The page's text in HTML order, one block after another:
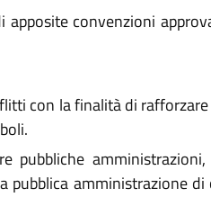
convenzioni
con la finalità di
pubbliche
pubblica amministrazione di